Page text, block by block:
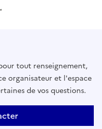
tout renseignement,
organisateur et l'espace
de vos questions.